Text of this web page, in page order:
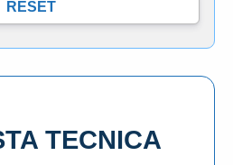
TECNICA